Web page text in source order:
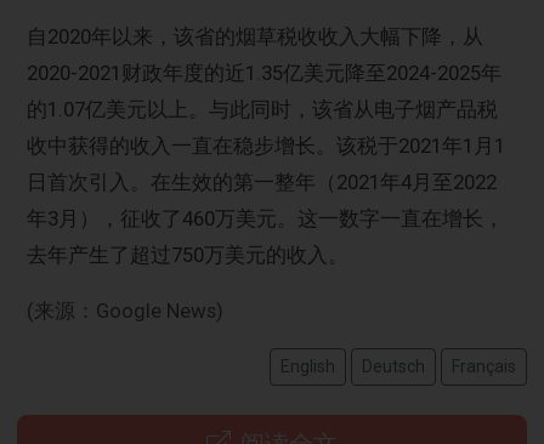
自2020年以来，该省的烟草税收收入大幅下降，从
2020-2021财政年度的近1.35亿美元降至2024-2025年
的1.07亿美元以上。与此同时，该省从电子烟产品税
收中获得的收入一直在稳步增长。该税于2021年1月1
日首次引入。在生效的第一整年（2021年4月至2022
年3月），征收了460万美元。这一数字一直在增长，
去年产生了超过750万美元的收入。
(来源：Google News)
English Deutsch Français